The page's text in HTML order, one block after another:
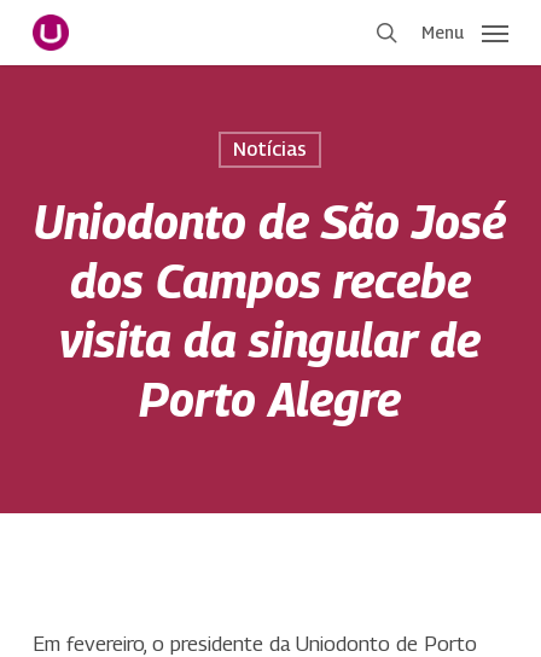
Pular
para
Menu
Notícias
Uniodonto de São José
dos Campos recebe
visita da singular de
Porto Alegre
Em fevereiro, o presidente da Uniodonto de Porto